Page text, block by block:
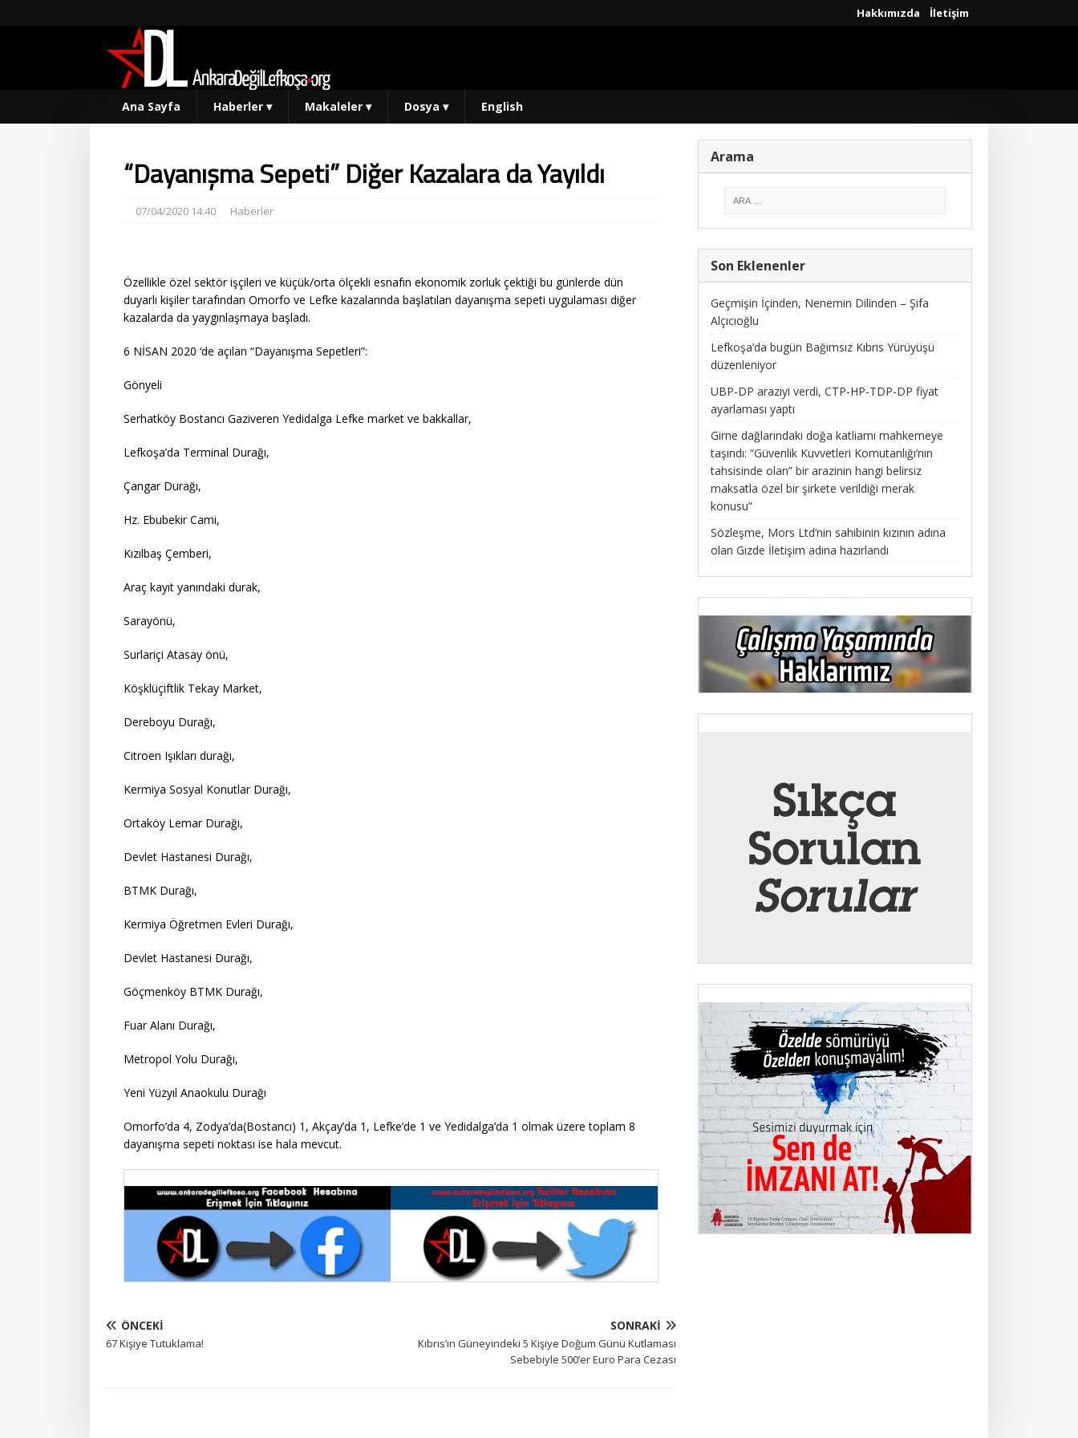
Hakkımızda İletişim
Ana Sayfa Haberler ▾ Makaleler ▾ Dosya ▾ English
“Dayanışma Sepeti” Diğer Kazalara da Yayıldı
07/04/2020 14:40 Haberler
Özellikle özel sektör işçileri ve küçük/orta ölçekli esnafın ekonomik zorluk çektiği bu günlerde dün
duyarlı kişiler tarafından Omorfo ve Lefke kazalarında başlatılan dayanışma sepeti uygulaması diğer
kazalarda da yaygınlaşmaya başladı.
6 NİSAN 2020 ‘de açılan “Dayanışma Sepetleri”:
Gönyeli
Serhatköy Bostancı Gaziveren Yedidalga Lefke market ve bakkallar,
Lefkoşa’da Terminal Durağı,
Çangar Durağı,
Hz. Ebubekir Cami,
Kızılbaş Çemberi,
Araç kayıt yanındaki durak,
Sarayönü,
Surlariçi Atasay önü,
Köşklüçiftlik Tekay Market,
Dereboyu Durağı,
Citroen Işıkları durağı,
Kermiya Sosyal Konutlar Durağı,
Ortaköy Lemar Durağı,
Devlet Hastanesi Durağı,
BTMK Durağı,
Kermiya Öğretmen Evleri Durağı,
Devlet Hastanesi Durağı,
Göçmenköy BTMK Durağı,
Fuar Alanı Durağı,
Metropol Yolu Durağı,
Yeni Yüzyıl Anaokulu Durağı
Omorfo’da 4, Zodya’da(Bostancı) 1, Akçay’da 1, Lefke’de 1 ve Yedidalga’da 1 olmak üzere toplam 8
dayanışma sepeti noktası ise hala mevcut.
ÖNCEKI
67 Kişiye Tutuklama!
SONRAKI
Kıbrıs’ın Güneyindeki 5 Kişiye Doğum Günü Kutlaması
Sebebiyle 500’er Euro Para Cezası
Arama
Son Eklenenler
Geçmişin İçinden, Nenemin Dilinden – Şifa
Alçıcıoğlu
Lefkoşa’da bugün Bağımsız Kıbrıs Yürüyüşü
düzenleniyor
UBP-DP araziyi verdi, CTP-HP-TDP-DP fiyat
ayarlaması yaptı
Girne dağlarındaki doğa katliamı mahkemeye
taşındı: “Güvenlik Kuvvetleri Komutanlığı’nın
tahsisinde olan” bir arazinin hangi belirsiz
maksatla özel bir şirkete verildiği merak
konusu”
Sözleşme, Mors Ltd’nin sahibinin kızının adına
olan Gizde İletişim adına hazırlandı